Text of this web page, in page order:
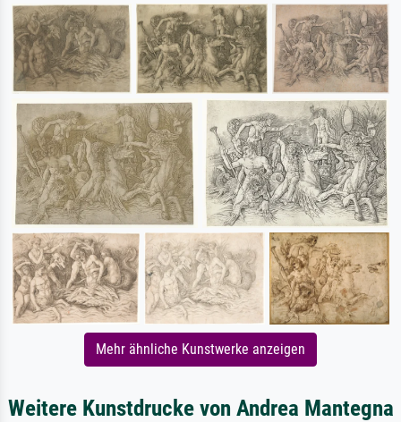
Mehr ähnliche Kunstwerke anzeigen
Weitere Kunstdrucke von Andrea Mantegna